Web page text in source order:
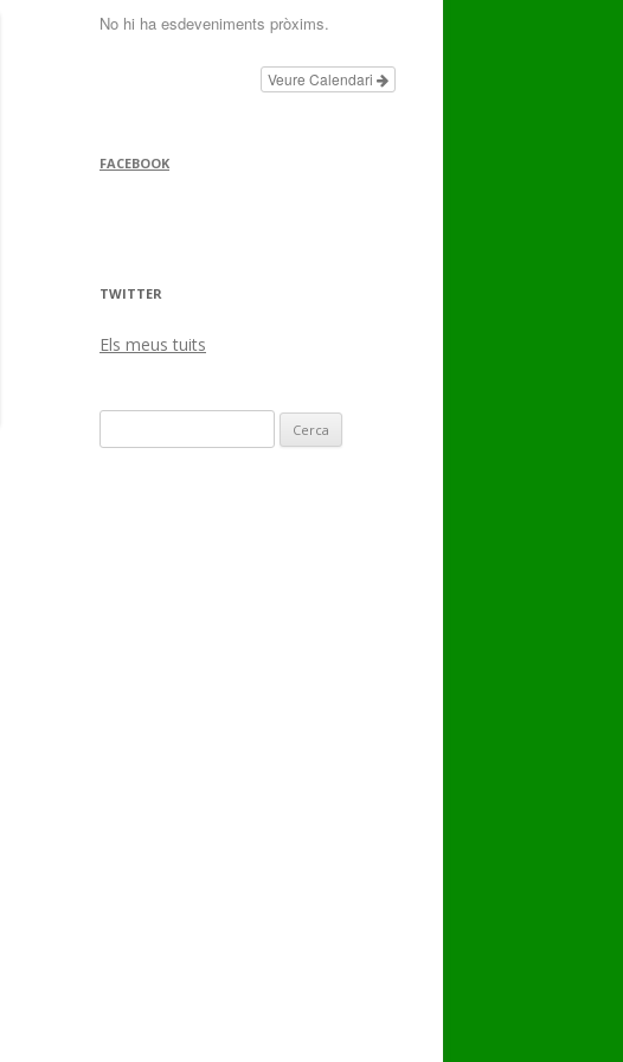
No hi ha esdeveniments pròxims.
Veure Calendari
FACEBOOK
TWITTER
Els meus tuits